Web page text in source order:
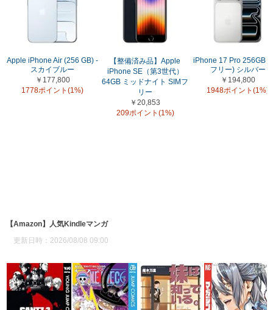
Apple iPhone Air (256 GB) -
スカイブルー
￥177,800
1778ポイント(1%)
【整備済み品】Apple
iPhone SE（第3世代）
64GB ミッドナイト SIMフ
リー
￥20,853
209ポイント(1%)
iPhone 17 Pro 256GB
フリー) シルバー
￥194,800
1948ポイント(1%)
【Amazon】人気Kindleマンガ
更新日時：2026/08/08 09:00